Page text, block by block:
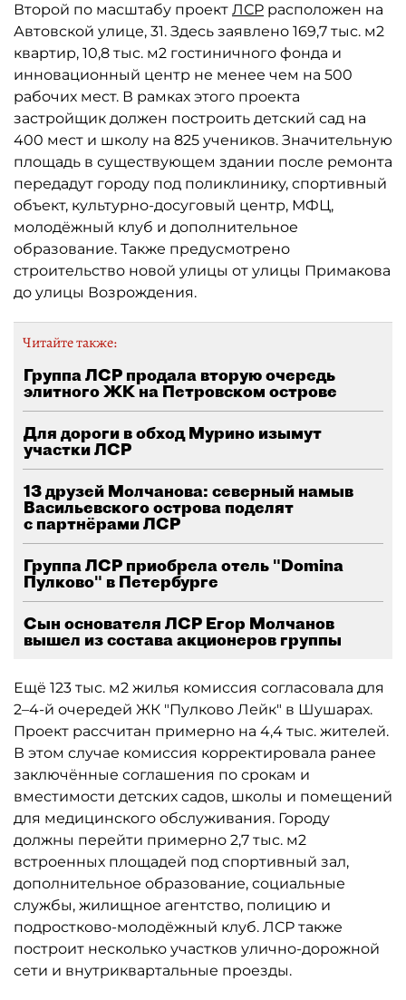
Второй по масштабу проект ЛСР расположен на
Автовской улице, 31. Здесь заявлено 169,7 тыс. м2
квартир, 10,8 тыс. м2 гостиничного фонда и
инновационный центр не менее чем на 500
рабочих мест. В рамках этого проекта
застройщик должен построить детский сад на
400 мест и школу на 825 учеников. Значительную
площадь в существующем здании после ремонта
передадут городу под поликлинику, спортивный
объект, культурно-досуговый центр, МФЦ,
молодёжный клуб и дополнительное
образование. Также предусмотрено
строительство новой улицы от улицы Примакова
до улицы Возрождения.
Читайте также:
Группа ЛСР продала вторую очередь
элитного ЖК на Петровском острове
Для дороги в обход Мурино изымут
участки ЛСР
13 друзей Молчанова: северный намыв
Васильевского острова поделят
с партнёрами ЛСР
Группа ЛСР приобрела отель "Domina
Пулково" в Петербурге
Сын основателя ЛСР Егор Молчанов
вышел из состава акционеров группы
Ещё 123 тыс. м2 жилья комиссия согласовала для
2–4-й очередей ЖК "Пулково Лейк" в Шушарах.
Проект рассчитан примерно на 4,4 тыс. жителей.
В этом случае комиссия корректировала ранее
заключённые соглашения по срокам и
вместимости детских садов, школы и помещений
для медицинского обслуживания. Городу
должны перейти примерно 2,7 тыс. м2
встроенных площадей под спортивный зал,
дополнительное образование, социальные
службы, жилищное агентство, полицию и
подростково-молодёжный клуб. ЛСР также
построит несколько участков улично-дорожной
сети и внутриквартальные проезды.